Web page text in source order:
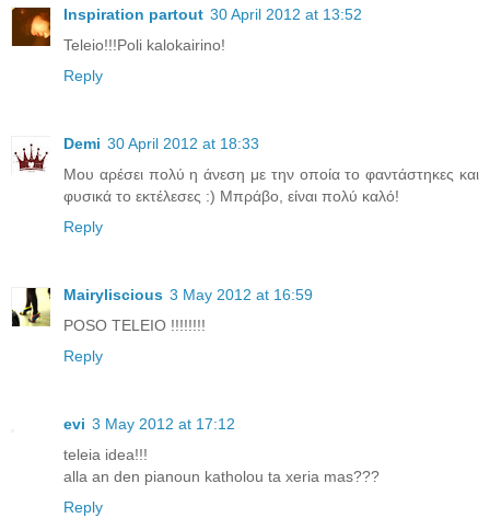
Inspiration partout 30 April 2012 at 13:52
Teleio!!!Poli kalokairino!
Reply
Demi 30 April 2012 at 18:33
Μου αρέσει πολύ η άνεση με την οποία το φαντάστηκες και
φυσικά το εκτέλεσες :) Μπράβο, είναι πολύ καλό!
Reply
Mairyliscious 3 May 2012 at 16:59
POSO TELEIO !!!!!!!!
Reply
evi 3 May 2012 at 17:12
teleia idea!!!
alla an den pianoun katholou ta xeria mas???
Reply